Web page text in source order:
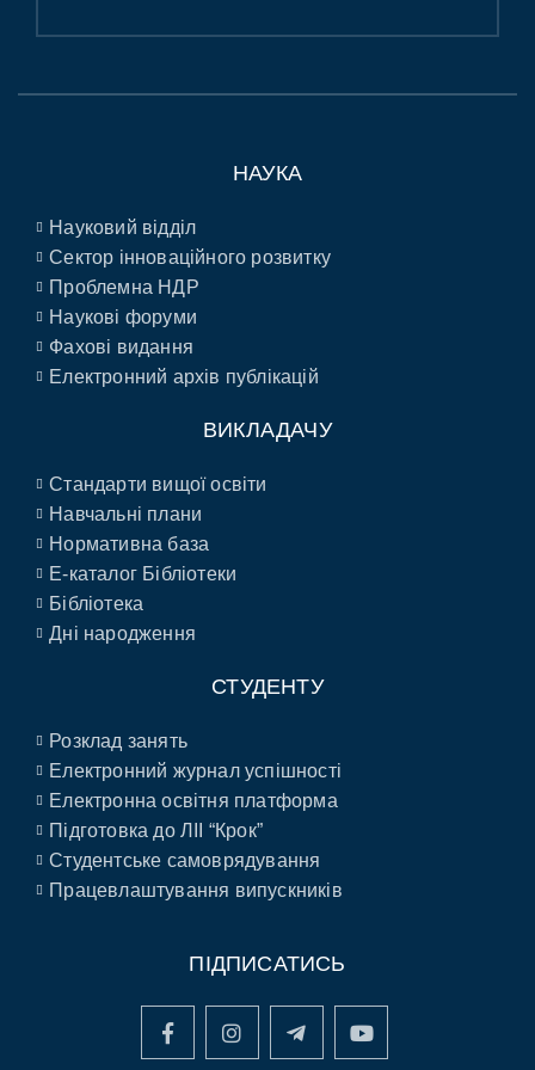
НАУКА
Науковий відділ
Сектор інноваційного розвитку
Проблемна НДР
Наукові форуми
Фахові видання
Електронний архів публікацій
ВИКЛАДАЧУ
Стандарти вищої освіти
Навчальні плани
Нормативна база
E-каталог Бібліотеки
Бібліотека
Дні народження
СТУДЕНТУ
Розклад занять
Електронний журнал успішності
Електронна освітня платформа
Підготовка до ЛІІ “Крок”
Студентське самоврядування
Працевлаштування випускників
ПІДПИСАТИСЬ